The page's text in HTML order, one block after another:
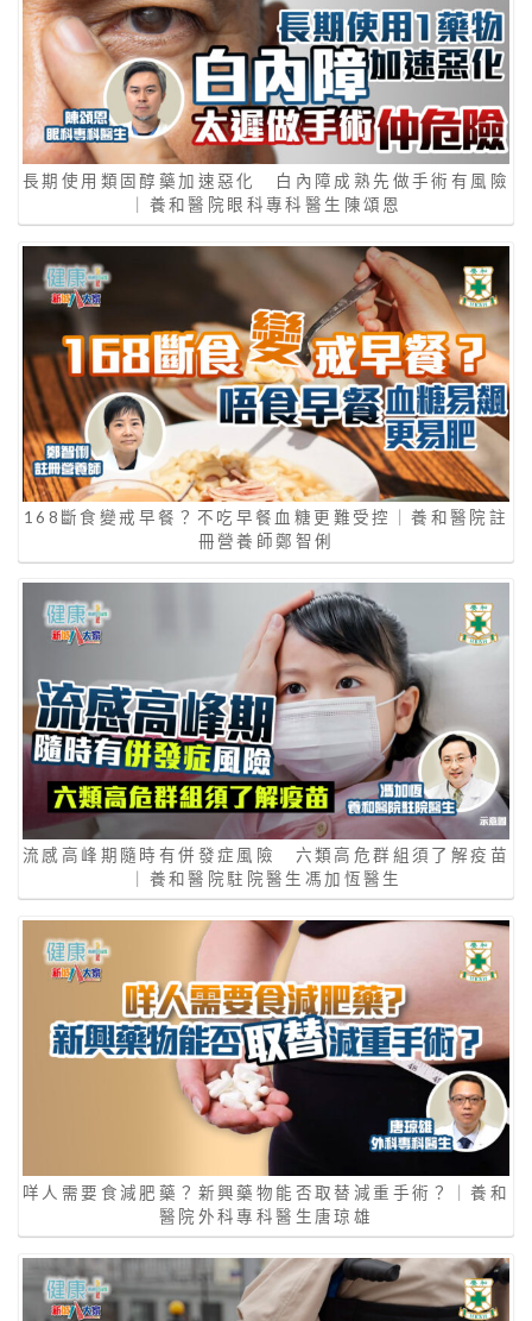
長期使用類固醇藥加速惡化 白內障成熟先做手術有風險
｜養和醫院眼科專科醫生陳頌恩
168斷食變戒早餐？不吃早餐血糖更難受控｜養和醫院註
冊營養師鄭智俐
流感高峰期隨時有併發症風險 六類高危群組須了解疫苗
｜養和醫院駐院醫生馮加恆醫生
咩人需要食減肥藥？新興藥物能否取替減重手術？｜養和
醫院外科專科醫生唐琼雄